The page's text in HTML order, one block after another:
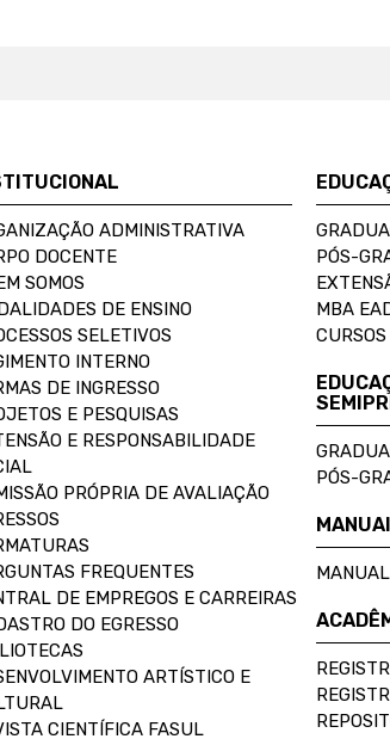
ADMINISTRATIVA
DOCENTE
SOMOS
DE ENSINO
SELETIVOS
INTERNO
DE INGRESSO
E PESQUISAS
E RESPONSABILIDADE
PRÓPRIA DE AVALIAÇÃO
FREQUENTES
DE EMPREGOS E CARREIRAS
DO EGRESSO
ARTÍSTICO E
CIENTÍFICA FASUL
PÓS-
MBA
PÓS-